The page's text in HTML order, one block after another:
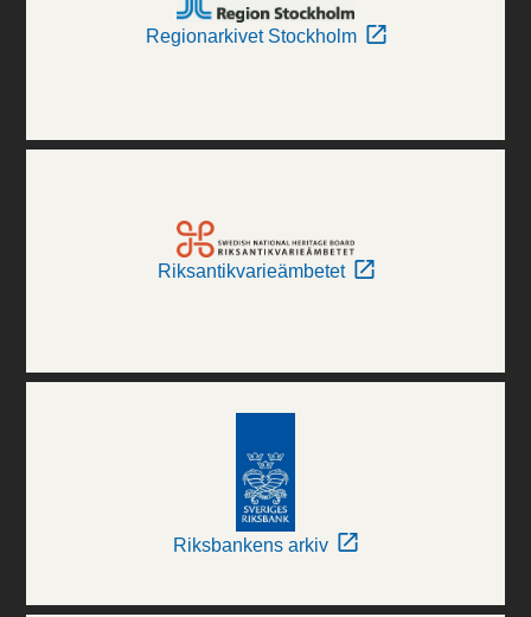
Regionarkivet Stockholm
Riksantikvarieämbetet
Riksbankens arkiv